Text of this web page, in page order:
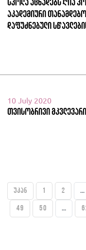
სკოლა აცხადებს ღია
აკადემიური
დაფუძნებული
10 July 2020
თვისობრივი
უკან 1 2 ...
49 50 ...